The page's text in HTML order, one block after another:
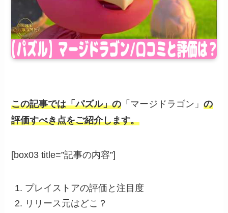
この記事では「パズル」の 「マージドラゴン」の
評価すべき点をご紹介します。
[box03 title=”記事の内容”]
プレイストアの評価と注目度
リリース元はどこ？